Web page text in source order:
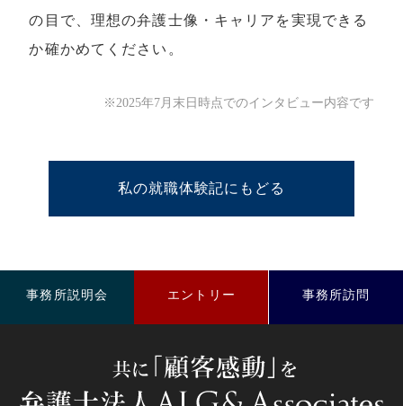
の目で、理想の弁護士像・キャリアを実現できる
か確かめてください。
※2025年7月末日時点でのインタビュー内容です
私の就職体験記にもどる